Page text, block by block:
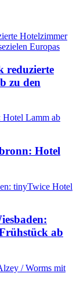
reduzierte
zu den
Hotel
ab